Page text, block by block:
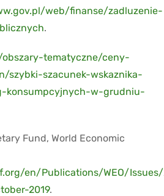
web/finanse/zadluzenie-
.
tematyczne/ceny-
szybki-szacunek-wskaznika-
konsumpcyjnych-w-grudniu-
Fund, World Economic
en/Publications/WEO/
2019.